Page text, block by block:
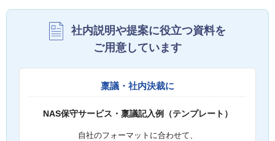
社内説明や提案に役立つ資料を
ご用意しています
稟議・社内決裁に
NAS保守サービス・稟議記入例（テンプレート）
自社のフォーマットに合わせて、